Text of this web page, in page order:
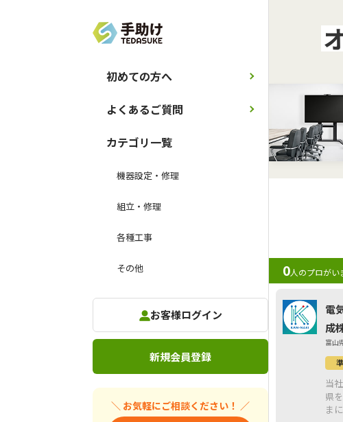
初めての方へ
カテゴリ一覧
機器設定・修理
組立・修理
各種工事
その他
よくあるご質問
お客様ログイン
新規会員登録
＼ お気軽にご相談ください！ ／
0人のプロがい
電
成
富山
当
県
ま